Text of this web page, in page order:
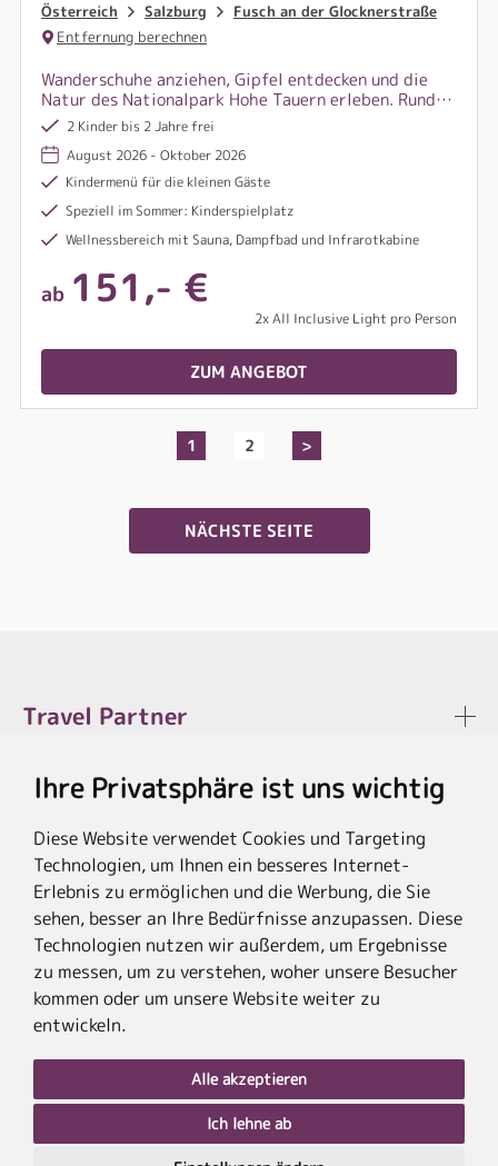
Ihre Privatsphäre ist uns wichtig
Diese Website verwendet Cookies und Targeting
Technologien, um Ihnen ein besseres Internet-
Erlebnis zu ermöglichen und die Werbung, die Sie
sehen, besser an Ihre Bedürfnisse anzupassen. Diese
Technologien nutzen wir außerdem, um Ergebnisse
zu messen, um zu verstehen, woher unsere Besucher
kommen oder um unsere Website weiter zu
entwickeln.
Alle akzeptieren
Ich lehne ab
Österreich Salzburg
Fusch an der Glocknerstraße
Entfernung berechnen
Wanderschuhe anziehen, Gipfel entdecken und die
Natur des Nationalpark Hohe Tauern erleben. Rund
um Fusch an der Großglocknerstraße wartet ein
Bergsommer voller Panoramawege und alpiner
Abenteuer.
2 Kinder bis 2 Jahre frei
August 2026 - Oktober 2026
Kindermenü für die kleinen Gäste
Speziell im Sommer: Kinderspielplatz
Wellnessbereich mit Sauna, Dampfbad und Infrarotkabine
ab 151,- €
2x All Inclusive Light pro Person
ZUM ANGEBOT
1 2 >
NÄCHSTE SEITE
Travel Partner
Rechtliches
* Die Ersparnis bezieht sich auf die aktuellen Listenpreise der Hotels, bei
Paketangeboten auf die Summe der Preise der Einzelleistungen.
**Streichpreise beziehen sich auf die ursprünglichen Preise des Reiseveranstalters.